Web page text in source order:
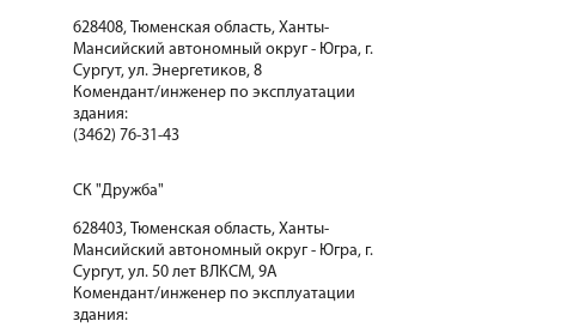
628408, Тюменская область, Ханты-
Мансийский автономный округ - Югра, г.
Сургут, ул. Энергетиков, 8
Комендант/инженер по эксплуатации
здания:
(3462) 76-31-43
СК "Дружба"
628403, Тюменская область, Ханты-
Мансийский автономный округ - Югра, г.
Сургут, ул. 50 лет ВЛКСМ, 9А
Комендант/инженер по эксплуатации
здания: